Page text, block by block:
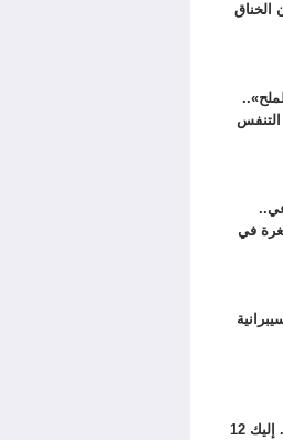
الخناق
تكتشف 1072 ثغرة في
فاتورة الوقود ترتفع؟.. إليك 12